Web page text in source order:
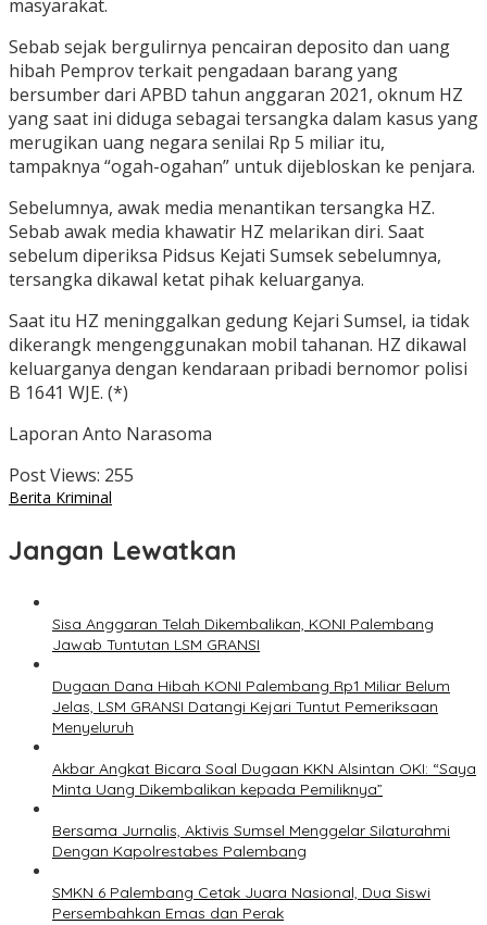
masyarakat.
Sebab sejak bergulirnya pencairan deposito dan uang
hibah Pemprov terkait pengadaan barang yang
bersumber dari APBD tahun anggaran 2021, oknum HZ
yang saat ini diduga sebagai tersangka dalam kasus yang
merugikan uang negara senilai Rp 5 miliar itu,
tampaknya “ogah-ogahan” untuk dijebloskan ke penjara.
Sebelumnya, awak media menantikan tersangka HZ.
Sebab awak media khawatir HZ melarikan diri. Saat
sebelum diperiksa Pidsus Kejati Sumsek sebelumnya,
tersangka dikawal ketat pihak keluarganya.
Saat itu HZ meninggalkan gedung Kejari Sumsel, ia tidak
dikerangk mengenggunakan mobil tahanan. HZ dikawal
keluarganya dengan kendaraan pribadi bernomor polisi
B 1641 WJE. (*)
Laporan Anto Narasoma
Post Views: 255
Berita Kriminal
Jangan Lewatkan
Sisa Anggaran Telah Dikembalikan, KONI Palembang
Jawab Tuntutan LSM GRANSI
Dugaan Dana Hibah KONI Palembang Rp1 Miliar Belum
Jelas, LSM GRANSI Datangi Kejari Tuntut Pemeriksaan
Menyeluruh
Akbar Angkat Bicara Soal Dugaan KKN Alsintan OKI: “Saya
Minta Uang Dikembalikan kepada Pemiliknya”
Bersama Jurnalis, Aktivis Sumsel Menggelar Silaturahmi
Dengan Kapolrestabes Palembang
SMKN 6 Palembang Cetak Juara Nasional, Dua Siswi
Persembahkan Emas dan Perak